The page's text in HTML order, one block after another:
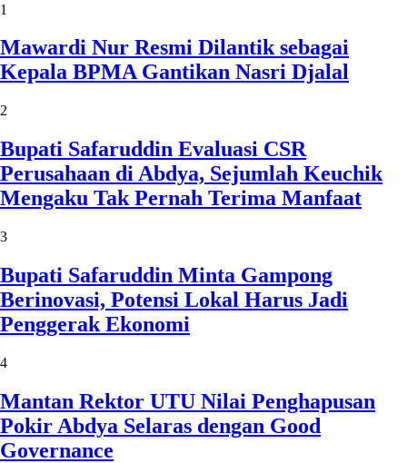
1
Mawardi Nur Resmi Dilantik sebagai
Kepala BPMA Gantikan Nasri Djalal
2
Bupati Safaruddin Evaluasi CSR
Perusahaan di Abdya, Sejumlah Keuchik
Mengaku Tak Pernah Terima Manfaat
3
Bupati Safaruddin Minta Gampong
Berinovasi, Potensi Lokal Harus Jadi
Penggerak Ekonomi
4
Mantan Rektor UTU Nilai Penghapusan
Pokir Abdya Selaras dengan Good
Governance